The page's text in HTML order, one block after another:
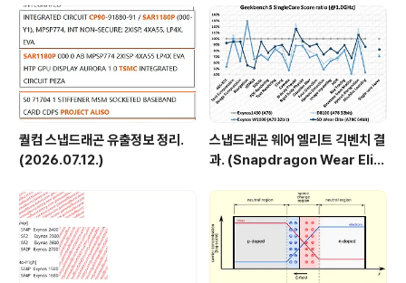
있을지도? 삼성 3nm 공정 모뎀 개발 중. - 퀄컴 퀄컴 LPD
DR5T 대응 PHY 개발 중. TSMC N3E 공정일 가능성이
높음. ..
퀄컴 스냅드래곤 유출정보 정리.
(2026.07.12.)
스냅드래곤 웨어 엘리트 긱벤치 결
과. (Snapdragon Wear Elit